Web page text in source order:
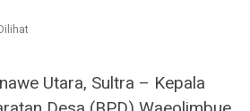
Utara, Sultra – Kepala